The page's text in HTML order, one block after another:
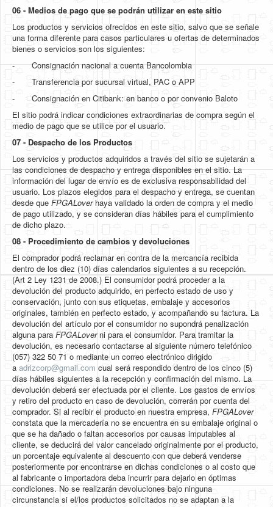
06 - Medios de pago que se podrán utilizar en este sitio
Los productos y servicios ofrecidos en este sitio, salvo que se señale
una forma diferente para casos particulares u ofertas de determinados
bienes o servicios son los siguientes:
- Consignación nacional a cuenta Bancolombia
- Transferencia por sucursal virtual, PAC o APP
- Consignación en Citibank: en banco o por convenio Baloto
El sitio podrá indicar condiciones extraordinarias de compra según el
medio de pago que se utilice por el usuario.
07 - Despacho de los Productos
Los servicios y productos adquiridos a través del sitio se sujetarán a
las condiciones de despacho y entrega disponibles en el sitio. La
información del lugar de envío es de exclusiva responsabilidad del
usuario. Los plazos elegidos para el despacho y entrega, se cuentan
desde que FPGALoverhaya validado la orden de compra y el medio
de pago utilizado, y se consideran días hábiles para el cumplimiento
de dicho plazo.
08 - Procedimiento de cambios y devoluciones
El comprador podrá reclamar en contra de la mercancía recibida
dentro de los diez (10) días calendarios siguientes a su recepción.
(Art 2 Ley 1231 de 2008.) El consumidor podrá proceder a la
devolución del producto adquirido, en perfecto estado de uso y
conservación, junto con sus etiquetas, embalaje y accesorios
originales, también en perfecto estado, y acompañando su factura. La
devolución del artículo por el consumidor no supondrá penalización
alguna para FPGALoverni para el consumidor. Para tramitar la
devolución, es necesario contactarse al siguiente número telefónico
(057) 322 50 71 o mediante un correo electrónico dirigido
a adrizcorp@gmail.com cual será respondido dentro de los cinco (5)
días hábiles siguientes a la recepción y confirmación del mismo. La
devolución deberá ser efectuada por el cliente. Los gastos de envíos
y retiro del producto en caso de devolución, correrán por cuenta del
comprador. Si al recibir el producto en nuestra empresa, FPGALover
constata que la mercadería no se encuentra en su embalaje original o
que se ha dañado o faltan accesorios por causas imputables al
cliente, se deducirá del valor cancelado originalmente por el producto,
un porcentaje equivalente al descuento con que deberá venderse
posteriormente por encontrarse en dichas condiciones o al costo que
al fabricante o importadora deba incurrir para dejarlo en óptimas
condiciones. No se realizarán devoluciones bajo ninguna
circunstancia si el/los productos solicitados no se adaptan a la